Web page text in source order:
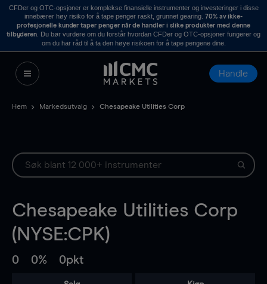
CFDer og OTC-opsjoner er komplekse finansielle instrumenter og investeringer i disse
innebærer høy risiko for å tape penger raskt, grunnet gearing. 70% av ikke-
profesjonelle kunder taper penger når de handler i slike produkter med denne
tilbyderen . Du bør vurdere om du forstår hvordan CFDer og OTC-opsjoner fungerer og
om du har råd til å ta den høye risikoen for å tape pengene dine.
Handle
Hem Markedsutvalg Chesapeake Utilities Corp
Chesapeake Utilities Corp
(NYSE:CPK)
0 0% 0pkt